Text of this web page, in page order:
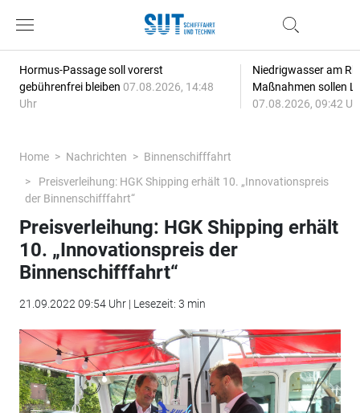
Hormus-Passage soll vorerst
gebührenfrei bleiben 07.08.2026, 14:48
Uhr
Niedrigwasser am
Maßnahmen sollen
07.08.2026, 09:42
Home Nachrichten
Binnenschifffahrt
Preisverleihung: HGK Shipping erhält 10. „Innovationspreis
der Binnenschifffahrt“
Preisverleihung: HGK Shipping erhält
10. „Innovationspreis der
Binnenschifffahrt“
21.09.2022 09:54 Uhr | Lesezeit: 3 min